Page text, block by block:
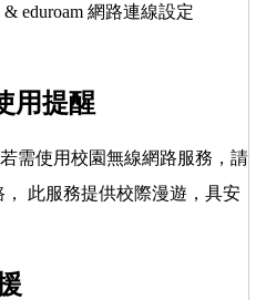
eduroam 網路連線設定
用提醒
需使用校園無線網路服務，請
， 此服務提供校際漫遊，具安